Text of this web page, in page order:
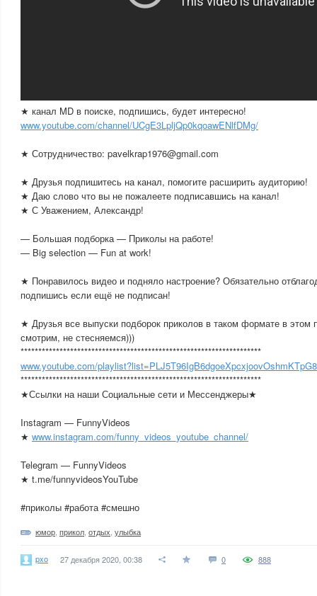
★ канал MD в поиске, подпишись, будет интересно!
www.youtube.com/channel/UCgE3LpljQp0kqoawENlfDMg/
★ Сотрудничество: pavelkrap1976@gmail.com
★ Друзья подпишитесь на канал, помогите расширить аудиторию!
★ Даю слово что вы не пожалеете подписавшись на канал!
★ С Уважением, Александр!
— Большая подборка — Приколы на работе!
— Big selection — Fun at work!
★ Понравилось видео и подняло настроение? Обязательно
подпишись если ещё не подписан!
★ Друзья все выпуски подборок приколов в таком формате в этом
смотрим, не стесняемся)))
********************************************************************
www.youtube.com/
********************************************************************
★Ссылки на наши Социальные сети и Мессенджеры★
Instagram — FunnyVideos
★ www.instagram.com/funny_videos_youtube_channel/
Telegram — FunnyVideos
★ t.me/funnyvideosYouTube
#приколы #работа #смешно
юмор прикол отдых улыбка
pxo 27 декабря 2020, 00:38 0 888